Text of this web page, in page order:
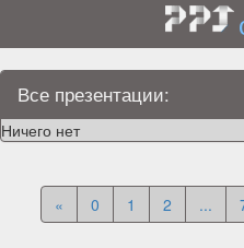
Все презентации:
Ничего нет
« 0 1 2 ...